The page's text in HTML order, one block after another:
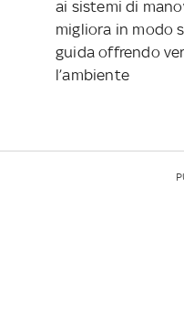
ai sistemi di
migliora in modo
guida offrendo
l’ambiente